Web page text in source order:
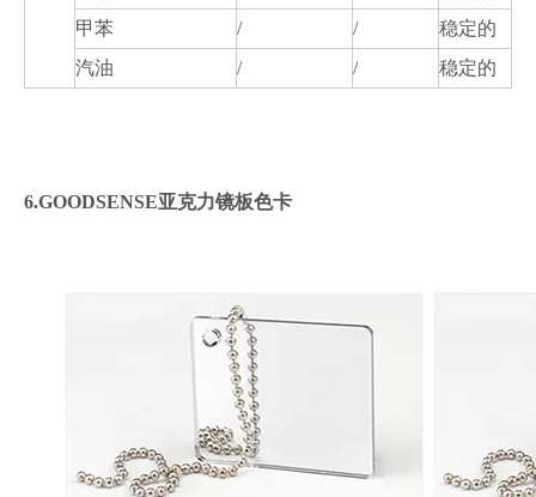
甲苯
/ /
稳定的
汽油
/ / 稳定的
6.GOODSENSE亚克力镜板色卡